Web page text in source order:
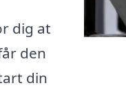
dig at
den
din